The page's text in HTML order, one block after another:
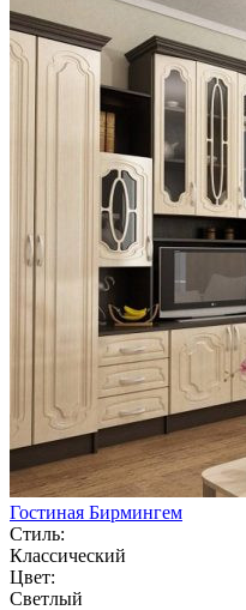
Гостиная Бирмингем
Стиль:
Классический
Цвет:
Светлый